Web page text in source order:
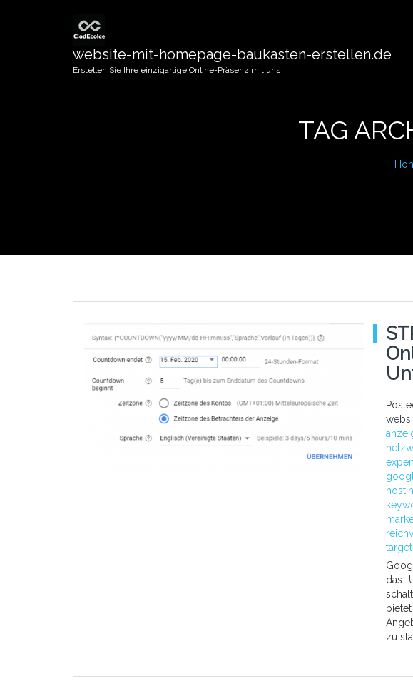
website-mit-homepage-baukasten-erstellen.de
Erstellen Sie Ihre einzigartige Online-Präsenz mit uns
TAG
das
zu